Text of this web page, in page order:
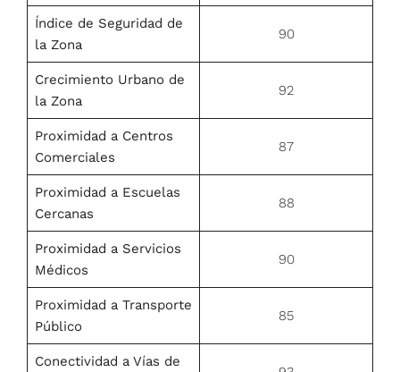
Índice de Seguridad de
la Zona
90
Crecimiento Urbano de
la Zona
92
Proximidad a Centros
Comerciales
87
Proximidad a Escuelas
Cercanas
88
Proximidad a Servicios
Médicos
90
Proximidad a Transporte
Público
85
Conectividad a Vías de